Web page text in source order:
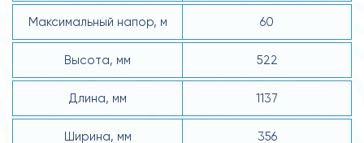
Максимальный напор, м 60
Высота, мм 522
Длина, мм 1137
Ширина, мм 356